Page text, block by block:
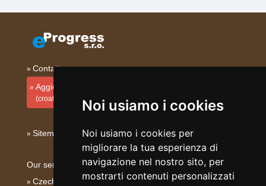
Noi usiamo i cookies
Noi usiamo i cookies per
migliorare la tua esperienza di
navigazione nel nostro sito, per
mostrarti contenuti personalizzati
Contatto
Aggiungi la tua sistemazione
(croato)
Sitemap
Our servers:
Czech mountains